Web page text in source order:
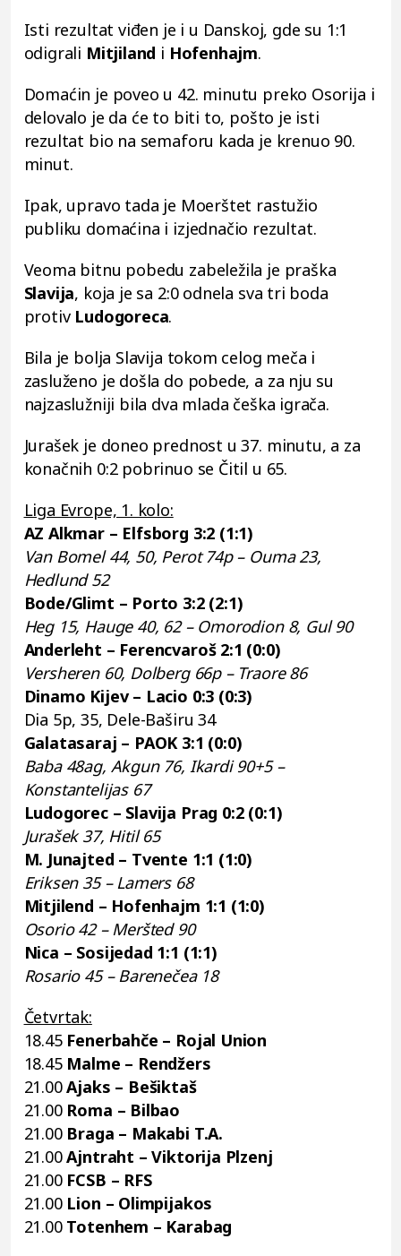
Isti rezultat viđen je i u Danskoj, gde su 1:1
odigrali Mitjiland i Hofenhajm.
Domaćin je poveo u 42. minutu preko Osorija i
delovalo je da će to biti to, pošto je isti
rezultat bio na semaforu kada je krenuo 90.
minut.
Ipak, upravo tada je Moerštet rastužio
publiku domaćina i izjednačio rezultat.
Veoma bitnu pobedu zabeležila je praška
Slavija, koja je sa 2:0 odnela sva tri boda
protiv Ludogoreca.
Bila je bolja Slavija tokom celog meča i
zasluženo je došla do pobede, a za nju su
najzaslužniji bila dva mlada češka igrača.
Jurašek je doneo prednost u 37. minutu, a za
konačnih 0:2 pobrinuo se Čitil u 65.
Liga Evrope, 1. kolo:
AZ Alkmar – Elfsborg 3:2 (1:1)
Van Bomel 44, 50, Perot 74p – Ouma 23,
Hedlund 52
Bode/Glimt – Porto 3:2 (2:1)
Heg 15, Hauge 40, 62 – Omorodion 8, Gul 90
Anderleht – Ferencvaroš 2:1 (0:0)
Versheren 60, Dolberg 66p – Traore 86
Dinamo Kijev – Lacio 0:3 (0:3)
Dia 5p, 35, Dele-Baširu 34
Galatasaraj – PAOK 3:1 (0:0)
Baba 48ag, Akgun 76, Ikardi 90+5 –
Konstantelijas 67
Ludogorec – Slavija Prag 0:2 (0:1)
Jurašek 37, Hitil 65
M. Junajted – Tvente 1:1 (1:0)
Eriksen 35 – Lamers 68
Mitjilend – Hofenhajm 1:1 (1:0)
Osorio 42 – Meršted 90
Nica – Sosijedad 1:1 (1:1)
Rosario 45 – Barenečea 18
Četvrtak:
18.45 Fenerbahče – Rojal Union
18.45 Malme – Rendžers
21.00Ajaks – Bešiktaš
21.00 Roma – Bilbao
21.00Braga – Makabi T.A.
21.00Ajntraht – Viktorija Plzenj
21.00 FCSB – RFS
21.00 Lion – Olimpijakos
21.00 Totenhem – Karabag